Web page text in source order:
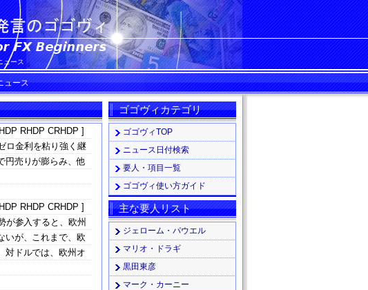
ュース
ュース
RHDP CRHDP ]
ロ金利を粘り強く継
円売りが膨らみ、他
RHDP CRHDP ]
が参入すると、欧州
いが、これまで、欧
対ドルでは、欧州オ
ゴゴヴィカテゴリ
ゴゴヴィTOP
ニュース日付検索
要人・項目一覧
ゴゴヴィ使い方ガイド
主な要人リスト
ジェローム・パウエル
マリオ・ドラギ
黒田東彦
マーク・カーニー